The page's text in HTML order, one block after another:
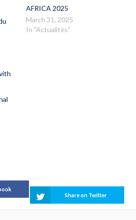
AFRICA 2025
March 31, 2025
In "Actualités"
Share on Twitter